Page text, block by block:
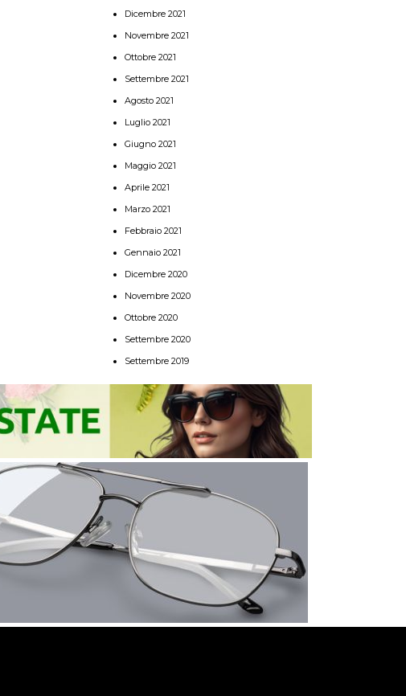
Dicembre 2021
Novembre 2021
Ottobre 2021
Settembre 2021
Agosto 2021
Luglio 2021
Giugno 2021
Maggio 2021
Aprile 2021
Marzo 2021
Febbraio 2021
Gennaio 2021
Dicembre 2020
Novembre 2020
Ottobre 2020
Settembre 2020
Settembre 2019